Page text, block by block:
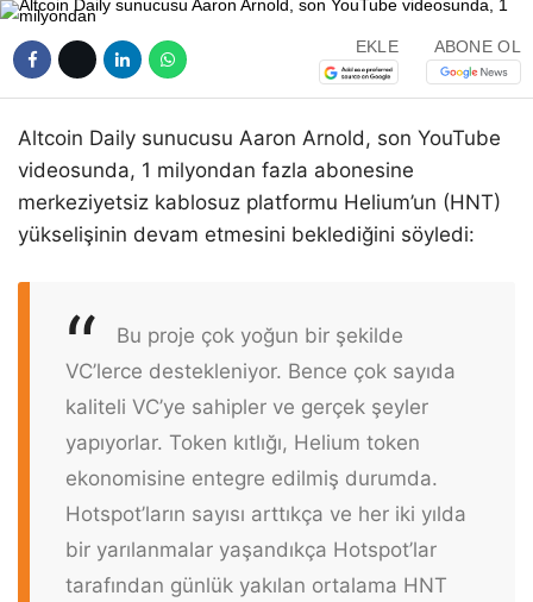
EKLE ABONE OL
Altcoin Daily sunucusu Aaron Arnold, son YouTube
videosunda, 1 milyondan fazla abonesine
merkeziyetsiz kablosuz platformu Helium’un (HNT)
yükselişinin devam etmesini beklediğini söyledi:
Bu proje çok yoğun bir şekilde
VC’lerce destekleniyor. Bence çok sayıda
kaliteli VC’ye sahipler ve gerçek şeyler
yapıyorlar. Token kıtlığı, Helium token
ekonomisine entegre edilmiş durumda.
Hotspot’ların sayısı arttıkça ve her iki yılda
bir yarılanmalar yaşandıkça Hotspot’lar
tarafından günlük yakılan ortalama HNT